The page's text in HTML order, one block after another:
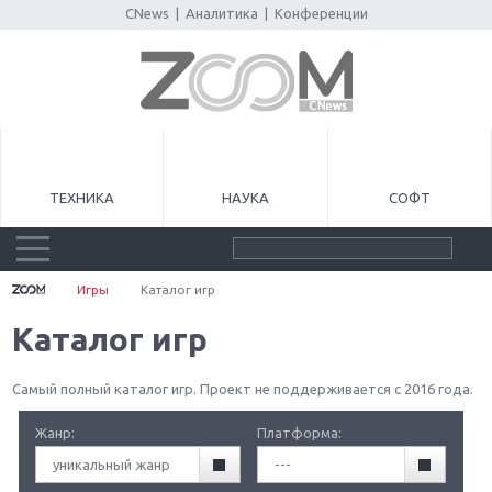
CNews Аналитика Конференции
ТЕХНИКА НАУКА СОФТ
Игры Каталог игр
Каталог игр
Самый полный каталог игр. Проект не поддерживается с 2016 года.
Жанр:
уникальный жанр
Платформа:
---